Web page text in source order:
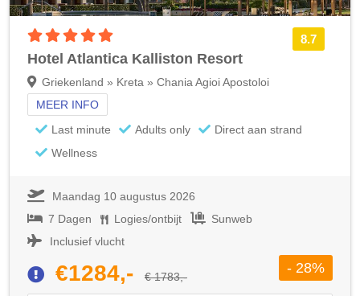
8.7
Hotel Atlantica Kalliston Resort
Griekenland » Kreta » Chania Agioi Apostoloi
MEER INFO
Last minute
Adults only
Direct aan strand
Wellness
Maandag 10 augustus 2026
7 Dagen
Logies/ontbijt
Sunweb
Inclusief vlucht
€1284,- € 1783,-
- 28%